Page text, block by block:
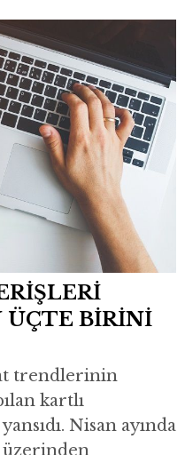
BİRİNİ
trendlerinin
kartlı
Nisan ayında
üzerinden